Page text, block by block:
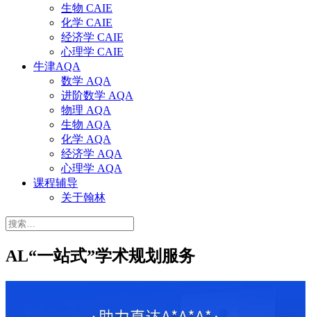
生物 CAIE
化学 CAIE
经济学 CAIE
心理学 CAIE
牛津AQA
数学 AQA
进阶数学 AQA
物理 AQA
生物 AQA
化学 AQA
经济学 AQA
心理学 AQA
课程辅导
关于翰林
搜
AL“一站式”学术规划服务